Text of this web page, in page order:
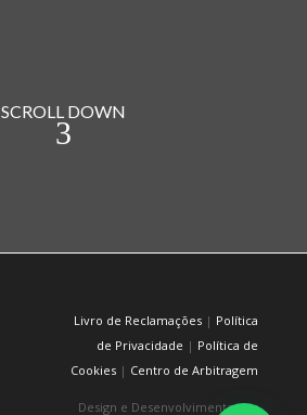
SCROLL DOWN
TOURS
Experiências de tours e
Livro de Reclamações | Política
de Privacidade | Política de
Cookies | Centro de Arbitragem
Design e Desenvolvimento por